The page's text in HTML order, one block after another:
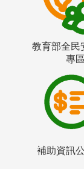
教育部全民
專區
補助資訊